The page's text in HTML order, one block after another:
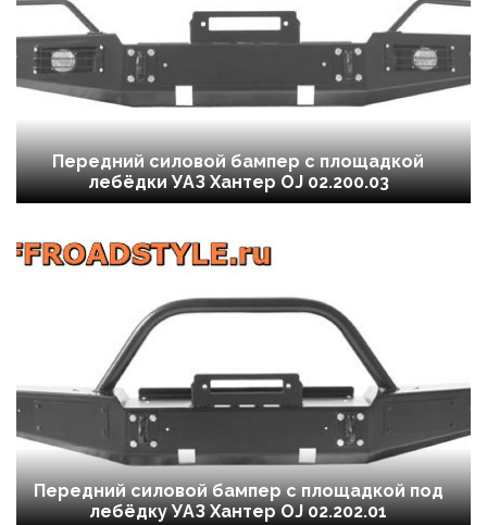
Передний силовой бампер с площадкой
лебёдки УАЗ Хантер OJ 02.200.03
Передний силовой бампер с площадкой под
лебёдку УАЗ Хантер OJ 02.202.01